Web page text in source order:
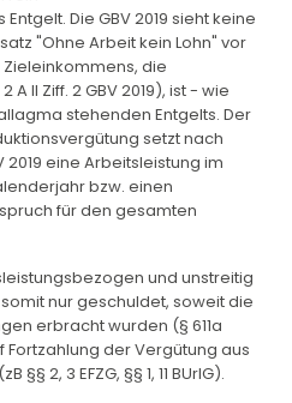
Die GBV 2019 sieht keine
"Ohne Arbeit kein Lohn" vor
die
II Ziff. 2 GBV 2019), ist - wie
stehenden Entgelts. Der
setzt nach
eine Arbeitsleistung im
bzw. einen
für den gesamten
und unstreitig
nur geschuldet, soweit die
erbracht wurden (§ 611a
Fortzahlung der Vergütung aus
2, 3 EFZG, §§ 1, 11 BUrlG).